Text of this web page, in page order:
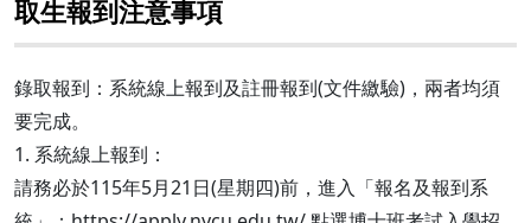
取生報到注意事項
錄取報到：系統線上報到及註冊報到(文件繳驗)，兩者均須
要完成。
1. 系統線上報到：
請務必於115年5月21日(星期四)前，進入「報名及報到系